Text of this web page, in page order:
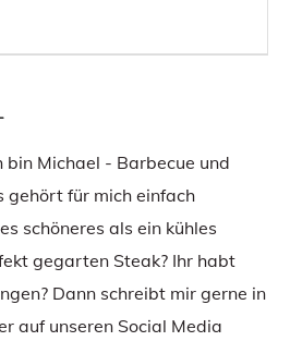
bin Michael - Barbecue und
gehört für mich einfach
schöneres als ein kühles
gegarten Steak? Ihr habt
Dann schreibt mir gerne in
auf unseren Social Media